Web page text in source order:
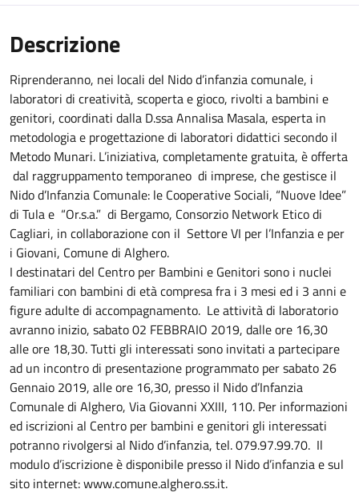
Descrizione
Riprenderanno, nei locali del Nido d’infanzia comunale, i
laboratori di creatività, scoperta e gioco, rivolti a bambini e
genitori, coordinati dalla D.ssa Annalisa Masala, esperta in
metodologia e progettazione di laboratori didattici secondo il
Metodo Munari. L’iniziativa, completamente gratuita, è offerta
dal raggruppamento temporaneo di imprese, che gestisce il
Nido d’Infanzia Comunale: le Cooperative Sociali, “Nuove Idee”
di Tula e “Or.s.a.” di Bergamo, Consorzio Network Etico di
Cagliari, in collaborazione con il Settore VI per l’Infanzia e per
i Giovani, Comune di Alghero.
I destinatari del Centro per Bambini e Genitori sono i nuclei
familiari con bambini di età compresa fra i 3 mesi ed i 3 anni e
figure adulte di accompagnamento. Le attività di laboratorio
avranno inizio, sabato 02 FEBBRAIO 2019, dalle ore 16,30
alle ore 18,30. Tutti gli interessati sono invitati a partecipare
ad un incontro di presentazione programmato per sabato 26
Gennaio 2019, alle ore 16,30, presso il Nido d’Infanzia
Comunale di Alghero, Via Giovanni XXIII, 110. Per informazioni
ed iscrizioni al Centro per bambini e genitori gli interessati
potranno rivolgersi al Nido d’infanzia, tel. 079.97.99.70. Il
modulo d’iscrizione è disponibile presso il Nido d’infanzia e sul
sito internet: www.comune.alghero.ss.it.